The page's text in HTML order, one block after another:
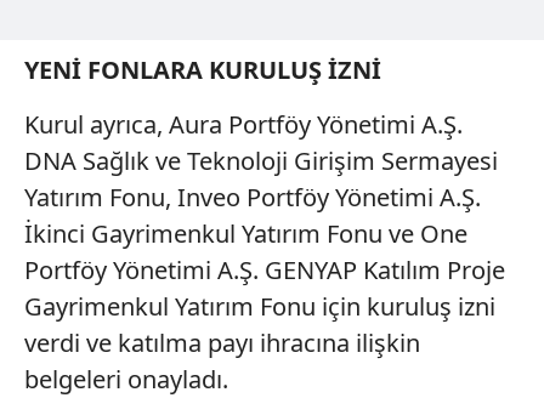
YENİ FONLARA KURULUŞ İZNİ
Kurul ayrıca, Aura Portföy Yönetimi A.Ş.
DNA Sağlık ve Teknoloji Girişim Sermayesi
Yatırım Fonu, Inveo Portföy Yönetimi A.Ş.
İkinci Gayrimenkul Yatırım Fonu ve One
Portföy Yönetimi A.Ş. GENYAP Katılım Proje
Gayrimenkul Yatırım Fonu için kuruluş izni
verdi ve katılma payı ihracına ilişkin
belgeleri onayladı.